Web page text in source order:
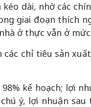
dài, nhờ các
giai đoạn thích
ở thực vẫn ở
chỉ tiêu sản
kế hoạch; lợi
ý, lợi nhuận